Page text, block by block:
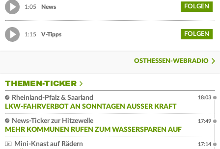
1:05 News FOLGEN
1:15 V-Tipps FOLGEN
OSTHESSEN-WEBRADIO
THEMEN-TICKER
Rheinland-Pfalz & Saarland
LKW-FAHRVERBOT AN SONNTAGEN AUSSER KRAFT
18:03
News-Ticker zur Hitzewelle
MEHR KOMMUNEN RUFEN ZUM WASSERSPAREN AUF
17:49
Mini-Knast auf Rädern
17:14